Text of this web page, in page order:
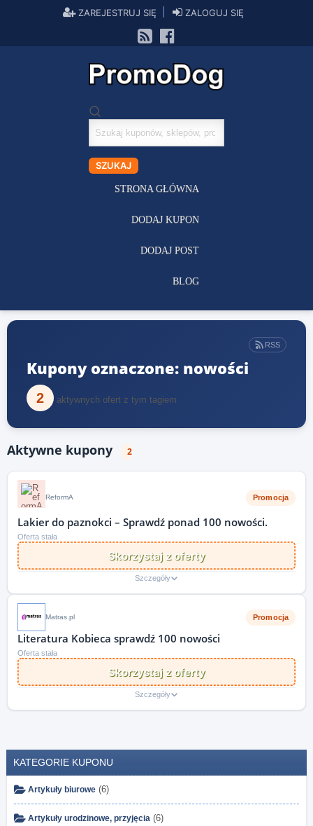
ZAREJESTRUJ SIĘ ZALOGUJ SIĘ
Szukaj
kuponów
SZUKAJ
STRONA GŁÓWNA
DODAJ KUPON
DODAJ POST
BLOG
RSS
Kupony oznaczone: nowości
2 aktywnych ofert z tym tagiem
Aktywne kupony 2
ReformA Promocja
Lakier do paznokci – Sprawdź ponad 100 nowości.
Oferta stała
Skorzystaj z oferty
Szczegóły
Matras.pl Promocja
Literatura Kobieca sprawdź 100 nowości
Oferta stała
Skorzystaj z oferty
Szczegóły
KATEGORIE KUPONU
Artykuły biurowe (6)
Artykuły urodzinowe, przyjęcia (6)